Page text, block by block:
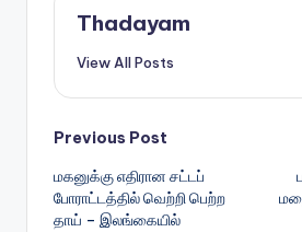
Thadayam
View All Posts
Post
navigation
Previous Post
மகனுக்கு எதிரான சட்டப்
போராட்டத்தில் வெற்றி பெற்ற
தாய் – இலங்கையில்